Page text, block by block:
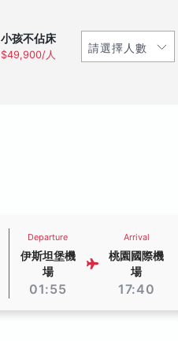
小孩不佔床
$49,900/人
Departure
伊斯坦堡機
場
01:55
Arrival
桃園國際機
場
17:40